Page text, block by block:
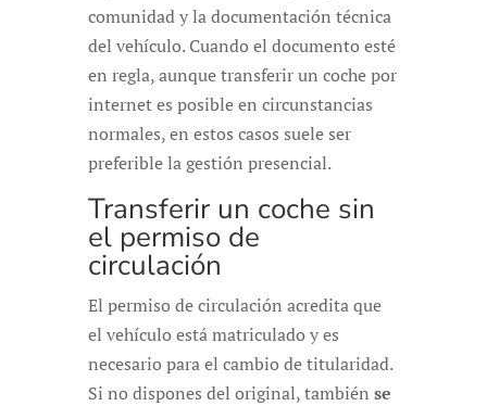
comunidad y la documentación técnica
del vehículo. Cuando el documento esté
en regla, aunque transferir un coche por
internet es posible en circunstancias
normales, en estos casos suele ser
preferible la gestión presencial.
Transferir un coche sin
el permiso de
circulación
El permiso de circulación acredita que
el vehículo está matriculado y es
necesario para el cambio de titularidad.
Si no dispones del original, también se